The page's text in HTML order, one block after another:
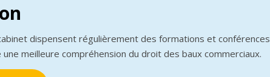
dispensent régulièrement des formations et conférences
meilleure compréhension du droit des baux commerciaux.